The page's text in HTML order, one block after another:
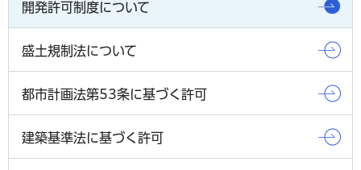
開発許可制度について
盛土規制法について
都市計画法第53条に基づく許可
建築基準法に基づく許可